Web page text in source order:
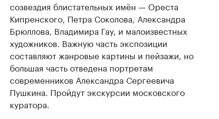
созвездия блистательных имён — Ореста
Кипренского, Петра Соколова, Александра
Брюллова, Владимира Гау, и малоизвестных
художников. Важную часть экспозиции
составляют жанровые картины и пейзажи, но
большая часть отведена портретам
современников Александра Сергеевича
Пушкина. Пройдут экскурсии московского
куратора.